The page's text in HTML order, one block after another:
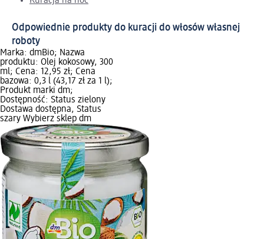
Odpowiednie produkty do kuracji do włosów własnej
roboty
Marka: dmBio; Nazwa
produktu: Olej kokosowy, 300
ml; Cena: 12,95 zł; Cena
bazowa: 0,3 l (43,17 zł za 1 l);
Produkt marki dm;
Dostępność: Status zielony
Dostawa dostępna, Status
szary Wybierz sklep dm